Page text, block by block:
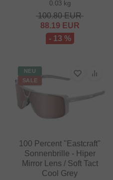
0.03 kg
100.80EUR
88.19 EUR
- 13 %
NEU
SALE
100 Percent "Eastcraft"
Sonnenbrille - Hiper
Mirror Lens / Soft Tact
Cool Grey